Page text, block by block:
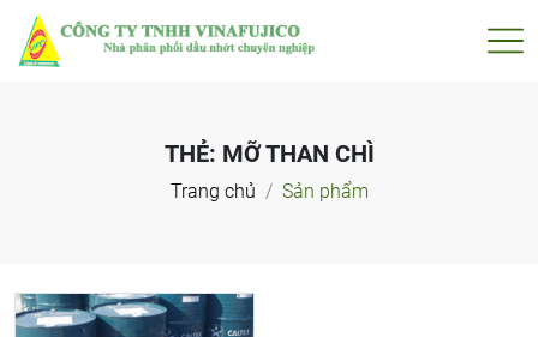
THẺ: MỠ THAN CHÌ
Trang chủ Sản phẩm